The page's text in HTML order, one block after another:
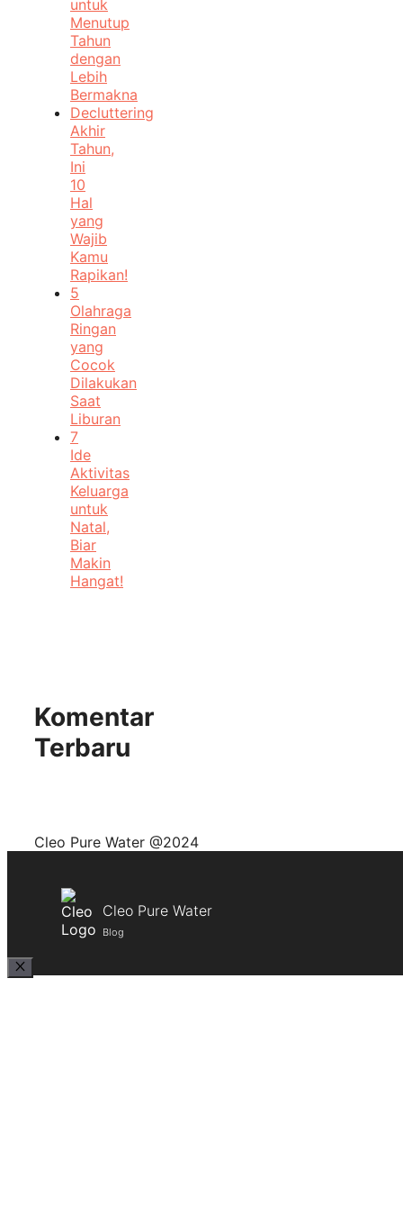
untuk
Menutup
Tahun
dengan
Lebih
Bermakna
Decluttering
Akhir
Tahun,
Ini
10
Hal
yang
Wajib
Kamu
Rapikan!
5
Olahraga
Ringan
yang
Cocok
Dilakukan
Saat
Liburan
7
Ide
Aktivitas
Keluarga
untuk
Natal,
Biar
Makin
Hangat!
Komentar
Terbaru
Cleo Pure Water @2024
Cleo Pure Water
Blog
Close